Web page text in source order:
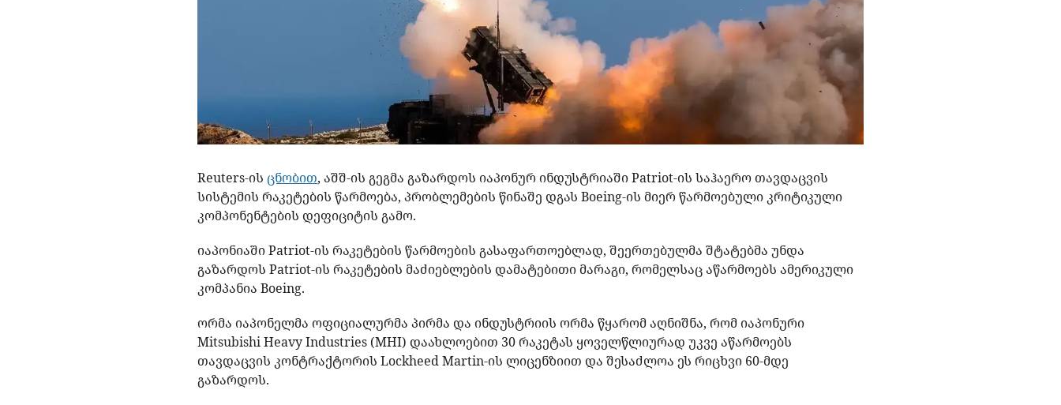
Reuters-ისცნობით, აშშ-ის გეგმა გაზარდოს იაპონურ ინდუსტრიაში Patriot-ის საჰაერო თავდაცვის
სისტემის რაკეტების წარმოება, პრობლემების წინაშე დგას Boeing-ის მიერ წარმოებული კრიტიკული
კომპონენტების დეფიციტის გამო.
იაპონიაში Patriot-ის რაკეტების წარმოების გასაფართოებლად, შეერთებულმა შტატებმა უნდა
გაზარდოს Patriot-ის რაკეტების მაძიებლების დამატებითი მარაგი, რომელსაც აწარმოებს ამერიკული
კომპანია Boeing.
ორმა იაპონელმა ოფიციალურმა პირმა და ინდუსტრიის ორმა წყარომ აღნიშნა, რომ იაპონური
Mitsubishi Heavy Industries (MHI) დაახლოებით 30 რაკეტას ყოველწლიურად უკვე აწარმოებს
თავდაცვის კონტრაქტორის Lockheed Martin-ის ლიცენზიით და შესაძლოა ეს რიცხვი 60-მდე
გაზარდოს.